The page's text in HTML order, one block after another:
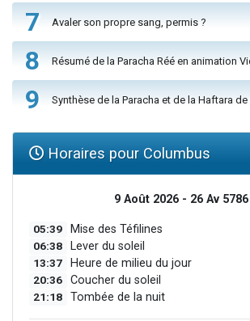
7 Avaler son propre sang, permis ?
8 Résumé de la Paracha Réé en animation
9 Synthèse de la Paracha et de la Haftara de
Horaires pour Columbus
9 Août 2026 - 26 Av 5786
05:39 Mise des Téfilines
06:38 Lever du soleil
13:37 Heure de milieu du jour
20:36 Coucher du soleil
21:18 Tombée de la nuit